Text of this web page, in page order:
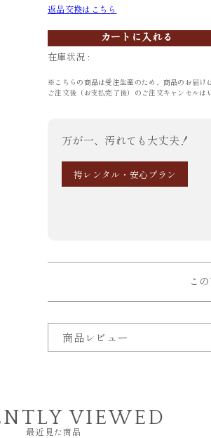
返品交換はこちら
カートに入れる
在庫状況 :
※こちらの商品は受注生産のため、商品のお届け
ご注文後（お支払完了後）のご注文キャンセルは
万が一、汚れても大丈夫！
袴レンタル・安心プラン
こ
商品レビュー
VIEWED
最近見た商品